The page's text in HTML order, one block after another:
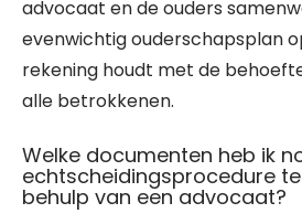
advocaat en de ouders
evenwichtig ouderschapsplan
rekening houdt met de
alle betrokkenen.
Welke documenten heb ik
echtscheidingsprocedure
behulp van een advocaat?